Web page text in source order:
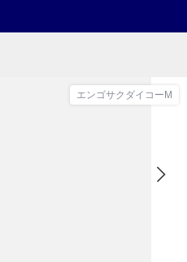
エンゴサクダイコーM